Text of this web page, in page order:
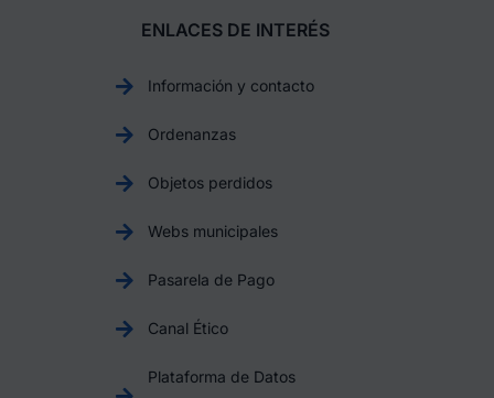
ENLACES DE INTERÉS
Información y contacto
Ordenanzas
Objetos perdidos
Webs municipales
Pasarela de Pago
Canal Ético
Plataforma de Datos